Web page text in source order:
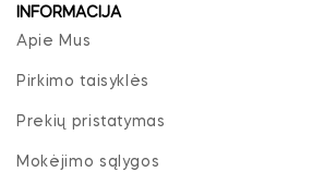
INFORMACIJA
Apie Mus
Pirkimo taisyklės
Prekių pristatymas
Mokėjimo sąlygos